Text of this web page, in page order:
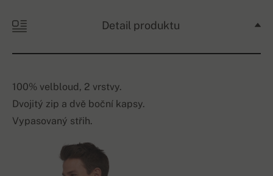
Detail produktu
100% velbloud, 2 vrstvy.
Dvojitý zip a dvě boční kapsy.
Vypasovaný střih.